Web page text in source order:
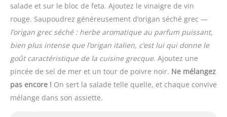
salade et sur le bloc de feta. Ajoutez le vinaigre de vin
rouge. Saupoudrez généreusement d’origan séché grec —
l’origan grec séché : herbe aromatique au parfum puissant,
bien plus intense que l’origan italien, c’est lui qui donne le
goût caractéristique de la cuisine grecque. Ajoutez une
pincée de sel de mer et un tour de poivre noir. Ne mélangez
pas encore ! On sert la salade telle quelle, et chaque convive
mélange dans son assiette.